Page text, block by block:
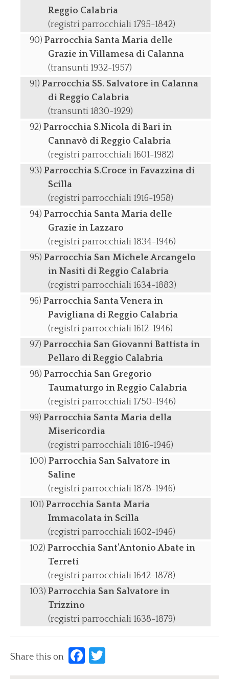
Reggio Calabria
(registri parrocchiali 1795-1842)
Parrocchia Santa Maria delle
Grazie in Villamesa di Calanna
(transunti 1932-1957)
Parrocchia SS. Salvatore in Calanna
di Reggio Calabria
(transunti 1830-1929)
Parrocchia S.Nicola di Bari in
Cannavò di Reggio Calabria
(registri parrocchiali 1601-1982)
Parrocchia S.Croce in Favazzina di
Scilla
(registri parrocchiali 1916-1958)
Parrocchia Santa Maria delle
Grazie in Lazzaro
(registri parrocchiali 1834-1946)
Parrocchia San Michele Arcangelo
in Nasiti di Reggio Calabria
(registri parrocchiali 1634-1883)
Parrocchia Santa Venera in
Pavigliana di Reggio Calabria
(registri parrocchiali 1612-1946)
Parrocchia San Giovanni Battista in
Pellaro di Reggio Calabria
Parrocchia San Gregorio
Taumaturgo in Reggio Calabria
(registri parrocchiali 1750-1946)
Parrocchia Santa Maria della
Misericordia
(registri parrocchiali 1816-1946)
Parrocchia San Salvatore in
Saline
(registri parrocchiali 1878-1946)
Parrocchia Santa Maria
Immacolata in Scilla
(registri parrocchiali 1602-1946)
Parrocchia Sant’Antonio Abate in
Terreti
(registri parrocchiali 1642-1878)
Parrocchia San Salvatore in
Trizzino
(registri parrocchiali 1638-1879)
Share this on Facebook